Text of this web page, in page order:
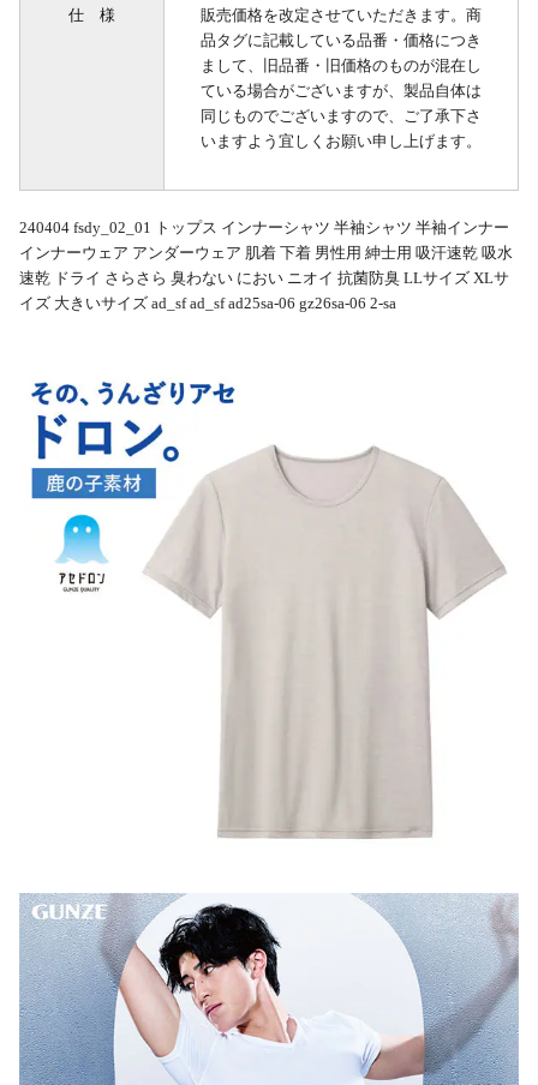
仕 様
販売価格を改定させていただきます。商
品タグに記載している品番・価格につき
まして、旧品番・旧価格のものが混在し
ている場合がございますが、製品自体は
同じものでございますので、ご了承下さ
いますよう宜しくお願い申し上げます。
240404 fsdy_02_01 トップス インナーシャツ 半袖シャツ 半袖インナー
インナーウェア アンダーウェア 肌着 下着 男性用 紳士用 吸汗速乾 吸水
速乾 ドライ さらさら 臭わない におい ニオイ 抗菌防臭 LLサイズ XLサ
イズ 大きいサイズ ad_sf ad_sf ad25sa-06 gz26sa-06 2-sa